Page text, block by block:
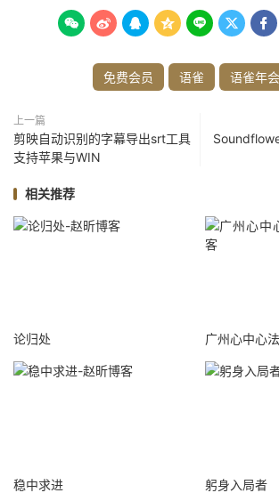
      
免费会员 语雀 语雀年
上一篇
剪映自动识别的字幕导出srt工具
支持苹果与WIN
相关推荐
论归处 广州心中心
稳中求进 躬身入局者